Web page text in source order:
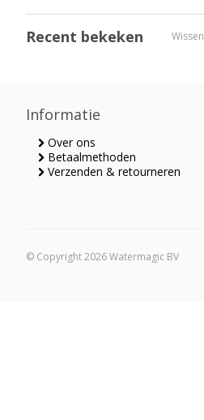
Recent bekeken Wissen
Informatie
Over ons
Betaalmethoden
Verzenden & retourneren
© Copyright 2026 Watermagic BV